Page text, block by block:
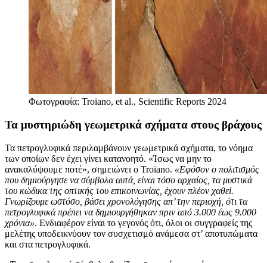
Φωτογραφία: Troiano, et al., Scientific Reports 2024
Τα μυστηριώδη γεωμετρικά σχήματα στους βράχους
Τα πετρογλυφικά περιλαμβάνουν γεωμετρικά σχήματα, το νόημα
των οποίων δεν έχει γίνει κατανοητό. «Ίσως να μην το
ανακαλύψουμε ποτέ», σημειώνει ο Troiano. «Εφόσον ο πολιτισμός
που δημιούργησε να σύμβολα αυτά, είναι τόσο αρχαίος, τα μυστικά
του κώδικα της οπτικής του επικοινωνίας, έχουν πλέον χαθεί.
Γνωρίζουμε ωστόσο, βάσει χρονολόγησης απ’ την περιοχή, ότι τα
πετρογλυφικά πρέπει να δημιουργήθηκαν πριν από 3.000 έως 9.000
χρόνια». Ενδιαφέρον είναι το γεγονός ότι, όλοι οι συγγραφείς της
μελέτης υποδεικνύουν τον συσχετισμό ανάμεσα στ’ αποτυπώματα
και στα πετρογλυφικά.